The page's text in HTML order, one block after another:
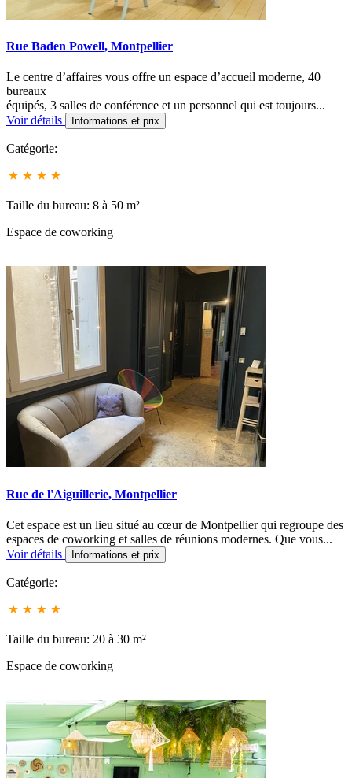
Rue Baden Powell, Montpellier
Le centre d’affaires vous offre un espace d’accueil moderne, 40
bureaux
équipés, 3 salles de conférence et un personnel qui est toujours...
Voir détails
Informations et prix
Catégorie:
Taille du bureau: 8 à 50 m²
Espace de coworking
Rue de l'Aiguillerie, Montpellier
Cet espace est un lieu situé au cœur de Montpellier qui regroupe des
espaces de coworking et salles de réunions modernes. Que vous...
Voir détails
Informations et prix
Catégorie:
Taille du bureau: 20 à 30 m²
Espace de coworking